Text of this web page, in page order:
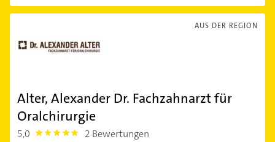
AUS DER REGION
Alter, Alexander Dr. Fachzahnarzt für
Oralchirurgie
5,0 5.0 2 Bewertungen